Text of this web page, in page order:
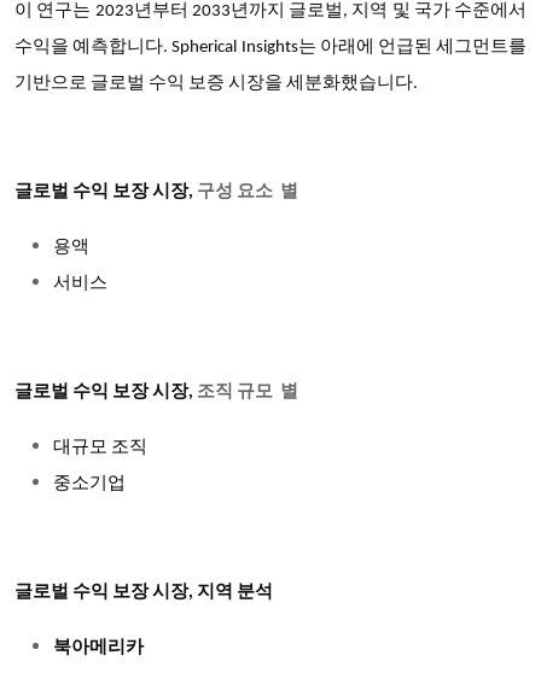
이 연구는 2023년부터 2033년까지 글로벌, 지역 및 국가 수준에서
수익을 예측합니다. Spherical Insights는 아래에 언급된 세그먼트를
기반으로 글로벌 수익 보증 시장을 세분화했습니다.
글로벌 수익 보장 시장, 구성 요소 별
용액
서비스
글로벌 수익 보장 시장, 조직 규모 별
대규모 조직
중소기업
글로벌 수익 보장 시장, 지역 분석
북아메리카